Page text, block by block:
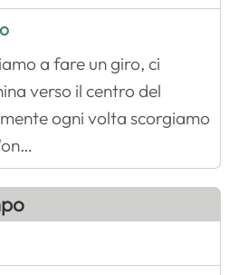
a fare un giro, ci
verso il centro del
ogni volta scorgiamo